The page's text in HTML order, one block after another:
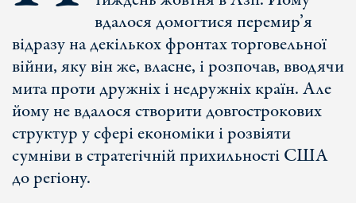
вдалося домогтися перемир’я
відразу на декількох фронтах торговельної
війни, яку він же, власне, і розпочав, вводячи
мита проти дружніх і недружніх країн. Але
йому не вдалося створити довгострокових
структур у сфері економіки і розвіяти
сумніви в стратегічній прихильності США
до регіону.